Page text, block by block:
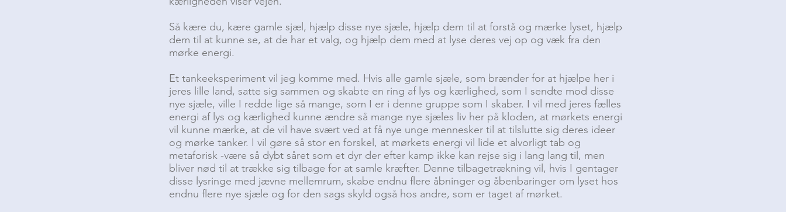
Så kære du, kære gamle sjæl, hjælp disse nye sjæle, hjælp dem til at forstå og mærke lyset, hjælp
dem til at kunne se, at de har et valg, og hjælp dem med at lyse deres vej op og væk fra den
mørke energi.
Et tankeeksperiment vil jeg komme med. Hvis alle gamle sjæle, som brænder for at hjælpe her i
jeres lille land, satte sig sammen og skabte en ring af lys og kærlighed, som I sendte mod disse
nye sjæle, ville I redde lige så mange, som I er i denne gruppe som I skaber. I vil med jeres fælles
energi af lys og kærlighed kunne ændre så mange nye sjæles liv her på kloden, at mørkets energi
vil kunne mærke, at de vil have svært ved at få nye unge mennesker til at tilslutte sig deres ideer
og mørke tanker. I vil gøre så stor en forskel, at mørkets energi vil lide et alvorligt tab og
metaforisk -være så dybt såret som et dyr der efter kamp ikke kan rejse sig i lang lang til, men
bliver nød til at trække sig tilbage for at samle kræfter. Denne tilbagetrækning vil, hvis I gentager
disse lysringe med jævne mellemrum, skabe endnu flere åbninger og åbenbaringer om lyset hos
endnu flere nye sjæle og for den sags skyld også hos andre, som er taget af mørket.